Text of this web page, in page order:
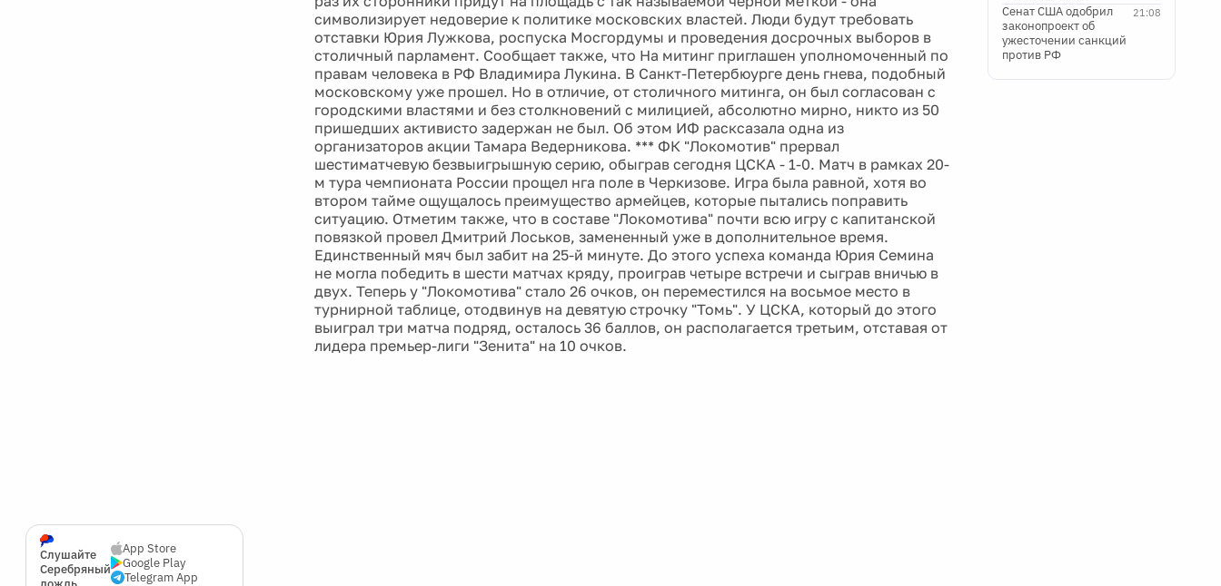
Слушайте
Серебряный
App Store
Google Play
Telegram App
символизирует недоверие к политике московских властей. Люди будут требовать
отставки Юрия Лужкова, роспуска Мосгордумы и проведения досрочных выборов в
столичный парламент. Сообщает также, что На митинг приглашен уполномоченный по
правам человека в РФ Владимира Лукина. В Санкт-Петербюурге день гнева, подобный
московскому уже прошел. Но в отличие, от столичного митинга, он был согласован с
городскими властями и без столкновений с милицией, абсолютно мирно, никто из 50
пришедших активисто задержан не был. Об этом ИФ расксазала одна из
организаторов акции Тамара Ведерникова. *** ФК "Локомотив" прервал
шестиматчевую безвыигрышную серию, обыграв сегодня ЦСКА - 1-0. Матч в рамках 20-
м тура чемпионата России прощел нга поле в Черкизове. Игра была равной, хотя во
втором тайме ощущалось преимущество армейцев, которые пытались поправить
ситуацию. Отметим также, что в составе "Локомотива" почти всю игру с капитанской
повязкой провел Дмитрий Лоськов, замененный уже в дополнительное время.
Единственный мяч был забит на 25-й минуте. До этого успеха команда Юрия Семина
не могла победить в шести матчах кряду, проиграв четыре встречи и сыграв вничью в
двух. Теперь у "Локомотива" стало 26 очков, он переместился на восьмое место в
турнирной таблице, отодвинув на девятую строчку "Томь". У ЦСКА, который до этого
выиграл три матча подряд, осталось 36 баллов, он располагается третьим, отставая от
лидера премьер-лиги "Зенита" на 10 очков.
21:08
Сенат США одобрил
законопроект об
ужесточении санкций
против РФ